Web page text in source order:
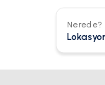
Nerede?